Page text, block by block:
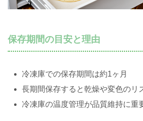
保存期間の目安と理由
冷凍庫での保存期間は約1ヶ月
長期間保存すると乾燥や変色のリ
冷凍庫の温度管理が品質維持に重